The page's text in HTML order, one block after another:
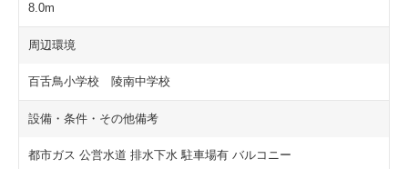
8.0m
周辺環境
百舌鳥小学校 陵南中学校
設備・条件・その他備考
都市ガス 公営水道 排水下水 駐車場有 バルコニー